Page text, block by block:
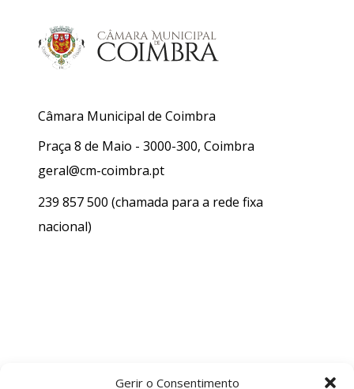
Gerir o Consentimento
Câmara Municipal de Coimbra
Praça 8 de Maio - 3000-300, Coimbra
geral@cm-coimbra.pt
239 857 500 (chamada para a rede fixa
nacional)